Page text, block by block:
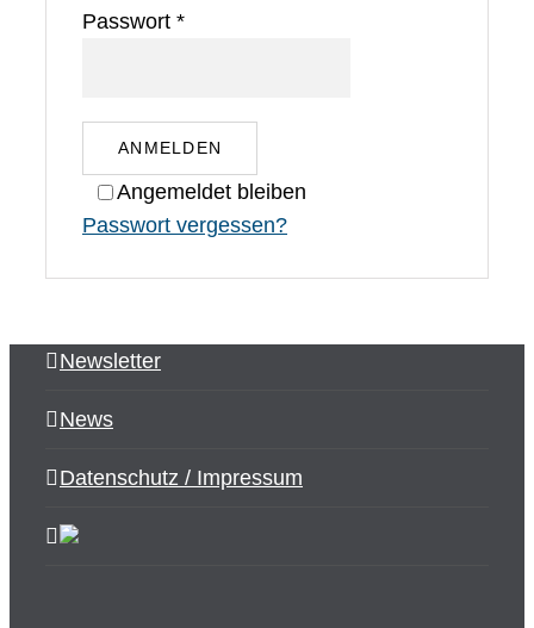
Passwort *
Angemeldet bleiben
ANMELDEN
Passwort vergessen?
Newsletter
News
Datenschutz / Impressum